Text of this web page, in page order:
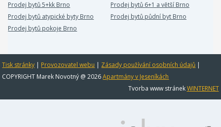
Prodej bytů 5+kk Brno
Prodej bytů 6+1 a větší Brno
Prodej bytů atypické byty Brno
Prodej bytů půdní byt Brno
Prodej bytů pokoje Brno
Tisk stránky | Provozovatel webu | Zásady používání osobních údajů |
COPYRIGHT Marek Novotný @ 2026Apartmány v Jeseníkách
Tvorba www stránekWINTERNET